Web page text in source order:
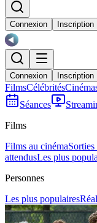
Connexion Inscription
Connexion Inscription
FilmsCélébrités
Séances
Films
Films au cinémaSorties
attendusLes plus
Personnes
Les plus populaires